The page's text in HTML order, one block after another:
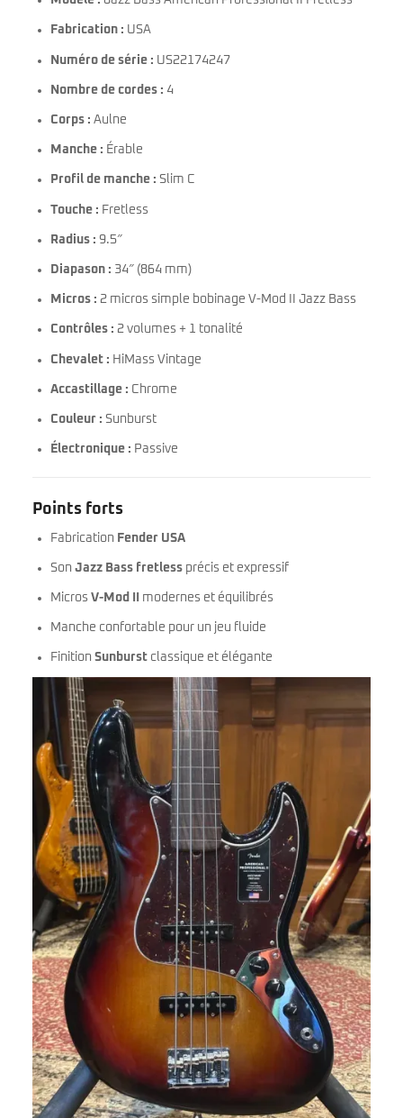
Fabrication : USA
Numéro de série : US22174247
Nombre de cordes : 4
Corps : Aulne
Manche : Érable
Profil de manche : Slim C
Touche : Fretless
Radius : 9.5″
Diapason : 34″ (864 mm)
Micros : 2 micros simple bobinage V-Mod II Jazz Bass
Contrôles : 2 volumes + 1 tonalité
Chevalet : HiMass Vintage
Accastillage : Chrome
Couleur : Sunburst
Électronique : Passive
Points forts
Fabrication Fender USA
Son Jazz Bass fretless précis et expressif
Micros V-Mod II modernes et équilibrés
Manche confortable pour un jeu fluide
Finition Sunburst classique et élégante